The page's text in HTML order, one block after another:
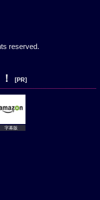
reserved.
[PR]
字幕版